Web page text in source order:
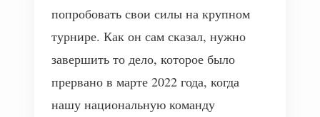
попробовать свои силы на крупном
турнире. Как он сам сказал, нужно
завершить то дело, которое было
прервано в марте 2022 года, когда
нашу национальную команду